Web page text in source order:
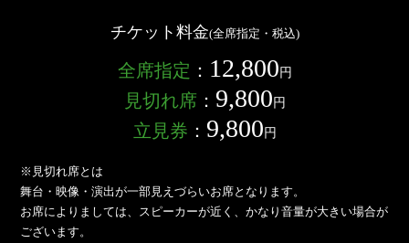
チケット料金(全席指定・税込)
全席指定 ： 12,800 円
見切れ席 ： 9,800 円
立見券 ： 9,800 円
※見切れ席とは
舞台・映像・演出が一部見えづらいお席となります。
お席によりましては、スピーカーが近く、かなり音量が大きい場合が
ございます。